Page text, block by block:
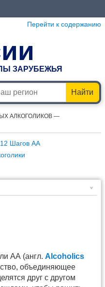
Перейти к содержанию
ЗАРУБЕЖЬЯ
Найти
АЛКОГОЛИКОВ —
12 Шагов АА
АА (англ. Alcoholics
объединяющее
друг с другом